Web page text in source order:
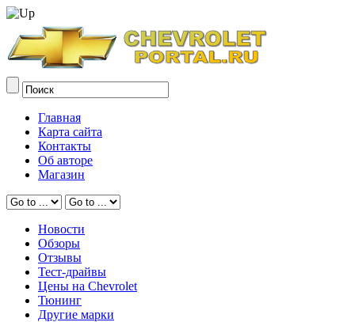
Главная
Карта сайта
Контакты
Об авторе
Магазин
Новости
Обзоры
Отзывы
Тест-драйвы
Цены на Chevrolet
Тюнинг
Другие марки